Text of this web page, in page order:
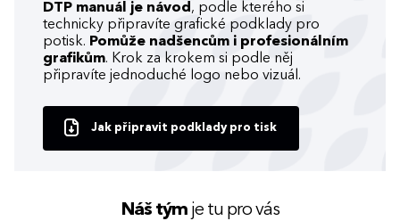
DTP manuál je návod , podle kterého si
technicky připravíte grafické podklady pro
potisk. Pomůže nadšencům i profesionálním
grafikům. Krok za krokem si podle něj
připravíte jednoduché logo nebo vizuál.
Jak připravit podklady pro tisk
Náš týmje tu pro vás